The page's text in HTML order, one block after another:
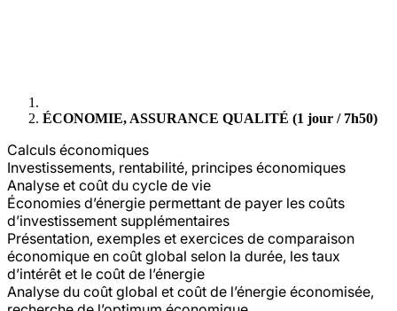
ÉCONOMIE, ASSURANCE QUALITÉ (1 jour / 7h50)
Calculs économiques
Investissements, rentabilité, principes économiques
Analyse et coût du cycle de vie
Économies d’énergie permettant de payer les coûts
d’investissement supplémentaires
Présentation, exemples et exercices de comparaison
économique en coût global selon la durée, les taux
d’intérêt et le coût de l’énergie
Analyse du coût global et coût de l’énergie économisée,